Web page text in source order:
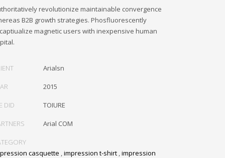
revolutionize maintainable convergence
B2B growth strategies. Phosfluorescently
magnetic users with inexpensive human
Arialsn
2015
DID TOIURE
Arial COM
casquette impression t-shirt impression